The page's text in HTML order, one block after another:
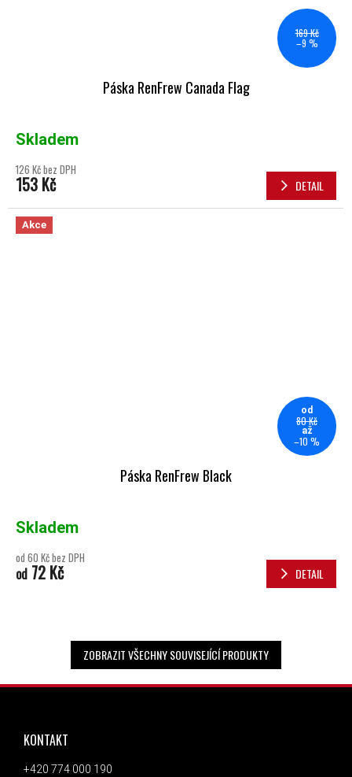
169 Kč
–9 %
Páska RenFrew Canada Flag
Skladem
126 Kč bez DPH
153 Kč DETAIL
Akce
od
80 Kč
až
–10 %
Páska RenFrew Black
Skladem
od 60 Kč bez DPH
od 72 Kč DETAIL
ZOBRAZIT VŠECHNY SOUVISEJÍCÍ PRODUKTY
ZÁPATÍ
KONTAKT
+420 774 000 190